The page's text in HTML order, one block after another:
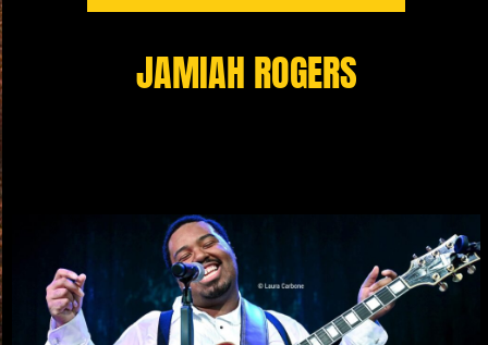
JAMIAH ROGERS